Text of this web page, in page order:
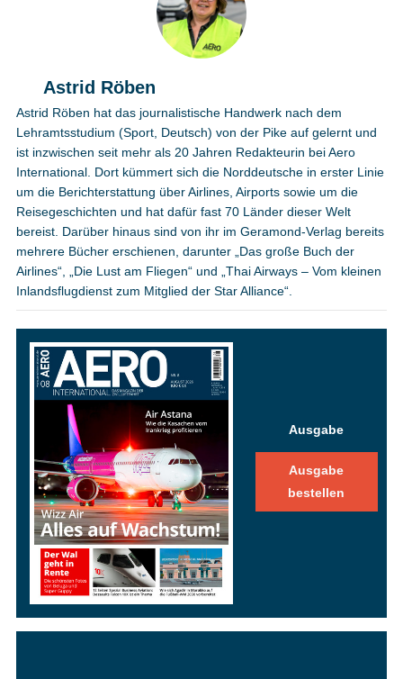
Astrid Röben
Astrid Röben hat das journalistische Handwerk nach dem
Lehramtsstudium (Sport, Deutsch) von der Pike auf gelernt und
ist inzwischen seit mehr als 20 Jahren Redakteurin bei Aero
International. Dort kümmert sich die Norddeutsche in erster Linie
um die Berichterstattung über Airlines, Airports sowie um die
Reisegeschichten und hat dafür fast 70 Länder dieser Welt
bereist. Darüber hinaus sind von ihr im Geramond-Verlag bereits
mehrere Bücher erschienen, darunter „Das große Buch der
Airlines“, „Die Lust am Fliegen“ und „Thai Airways – Vom kleinen
Inlandsflugdienst zum Mitglied der Star Alliance“.
Ausgabe
Ausgabe
bestellen